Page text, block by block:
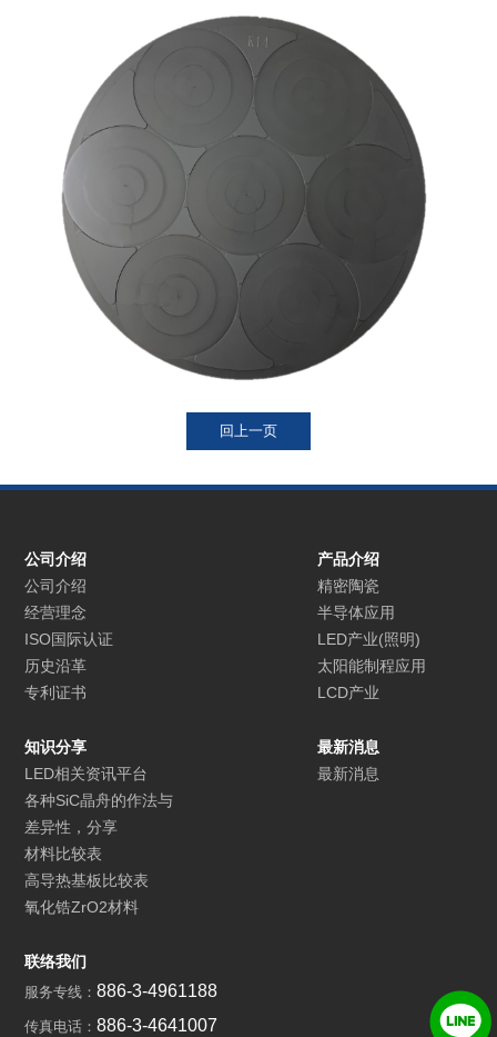
公司介绍
公司介绍
经营理念
ISO国际认证
历史沿革
专利证书
产品介绍
精密陶瓷
半导体应用
LED产业(照明)
太阳能制程应用
LCD产业
知识分享
LED相关资讯平台
各种SiC晶舟的作法与
差异性，分享
材料比较表
高导热基板比较表
氧化锆ZrO2材料
最新消息
最新消息
联络我们
服务专线：886-3-4961188
传真电话：886-3-4641007